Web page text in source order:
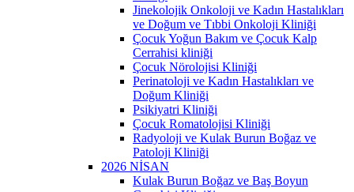
Jinekolojik Onkoloji ve Kadın Hastalıkları
ve Doğum ve Tıbbi Onkoloji Kliniği
Çocuk Yoğun Bakım ve Çocuk Kalp
Cerrahisi kliniği
Çocuk Nörolojisi Kliniği
Perinatoloji ve Kadın Hastalıkları ve
Doğum Kliniği
Psikiyatri Kliniği
Çocuk Romatolojisi Kliniği
Radyoloji ve Kulak Burun Boğaz ve
Patoloji Kliniği
2026 NİSAN
Kulak Burun Boğaz ve Baş Boyun